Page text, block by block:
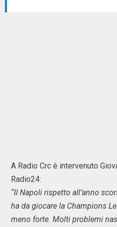
A Radio Crc è intervenuto
Radio24:
“Il Napoli rispetto all’anno
ha da giocare la Champions
meno forte. Molti problemi